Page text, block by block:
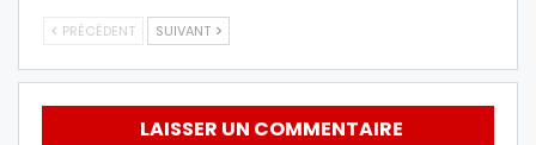
PRÉCÉDENT SUIVANT
LAISSER UN COMMENTAIRE